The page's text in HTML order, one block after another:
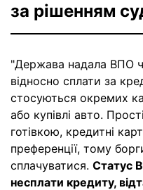
за рішенням
"Держава надала ВПО
відносно сплати за
стосуються окремих
або купівлі авто.
готівкою, кредитні
преференції, тому
сплачуватися. Статус
несплати кредиту,